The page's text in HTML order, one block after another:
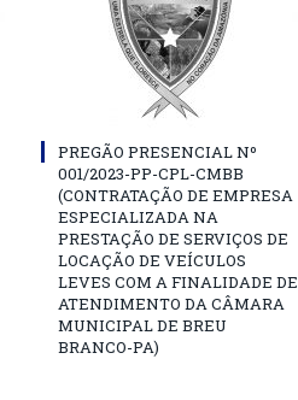
PREGÃO PRESENCIAL Nº
001/2023-PP-CPL-CMBB
(CONTRATAÇÃO DE EMPRESA
ESPECIALIZADA NA
PRESTAÇÃO DE SERVIÇOS DE
LOCAÇÃO DE VEÍCULOS
LEVES COM A FINALIDADE DE
ATENDIMENTO DA CÂMARA
MUNICIPAL DE BREU
BRANCO-PA)